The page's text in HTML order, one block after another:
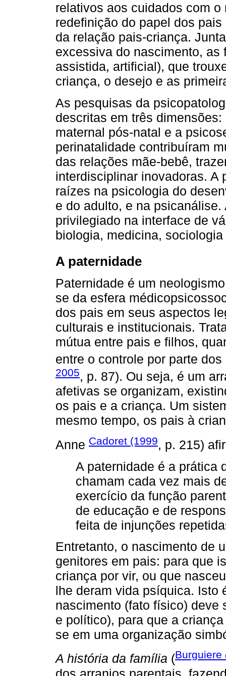
relativos aos cuidados com o
redefinição do papel dos
da relação pais-criança.
excessiva do nascimento, as
assistida, artificial), que
criança, o desejo e as
As pesquisas da
descritas em três
maternal pós-natal e a
perinatalidade contribuíram
das relações mãe-bebê,
interdisciplinar inovadoras. A
raízes na psicologia do
e do adulto, e na
privilegiado na interface de
biologia, medicina,
A paternidade
Paternidade é um
se da esfera
dos pais em seus aspectos
culturais e institucionais.
mútua entre pais e filhos,
entre o controle por parte
2005, p. 87). Ou seja, é um
afetivas se organizam,
os pais e a criança. Um
mesmo tempo, os pais à
Anne Cadoret (1999, p. 215)
A paternidade é a prática
chamam cada vez mais
exercício da função
de educação e de
feita de injunções
Entretanto, o nascimento de
genitores em pais: para que
criança por vir, ou que
lhe deram vida psíquica. Isto
nascimento (fato físico) deve
e político), para que a
se em uma organização
A história da família (Burguiere